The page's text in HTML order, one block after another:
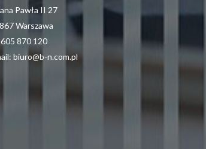
Pawła II 27
Warszawa
870 120
biuro@b-n.com.pl